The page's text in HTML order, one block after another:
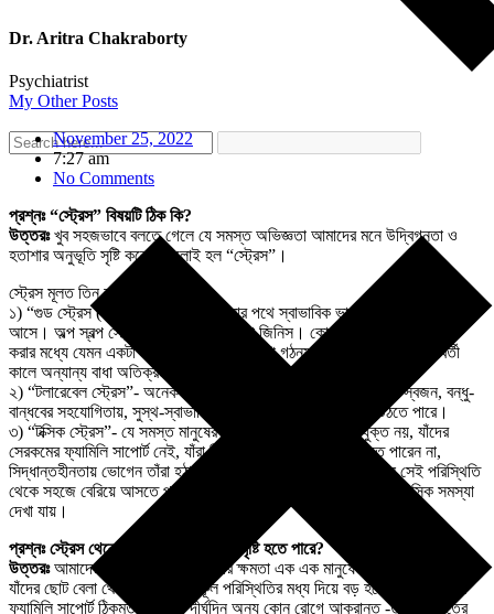
Dr. Aritra Chakraborty
Psychiatrist
My Other Posts
November 25, 2022
7:27 am
No Comments
প্রশ্নঃ “স্ট্রেস” বিষয়টি ঠিক কি?
উত্তরঃখুব সহজভাবে বলতে গেলে যে সমস্ত অভিজ্ঞতা আমাদের মনে উদ্বিগ্নতা ও
হতাশার অনুভূতি সৃষ্টি করে সেগুলোই হল “স্ট্রেস”।
স্ট্রেস মূলত তিন রকমের হতে পারে-
১) “গুড স্ট্রেস (ইউ স্ট্রেস)”- জীবনে চলার পথে স্বাভাবিক ভাবেই কিছু কিছু চাপ
আসে। অল্প স্বল্প স্ট্রেস কিন্তু আসলে ভালো জিনিস। কোন পরীক্ষা, বাধা অতিক্রম
করার মধ্যে যেমন একটা আনন্দ আছে তেমনি একটা গঠনমূলক শিক্ষাও আছে যা পরবর্তী
কালে অন্যান্য বাধা অতিক্রম করতে সাহায্য করে।
২) “টলারেবেল স্ট্রেস”- অনেক সময় জীবনে দুর্ঘটনা ঘটে। কিন্তু আত্মীয়- স্বজন, বন্ধু-
বান্ধবের সহযোগিতায়, সুস্থ-স্বাভাবিক মস্তিস্ক ওই স্ট্রেস কাটিয়ে উঠতে পারে।
৩) “টক্সিক স্ট্রেস”- যে সমস্ত মানুষের মস্তিষ্ক চাপ নেওয়ার উপযুক্ত নয়, যাঁদের
সেরকমের ফ্যামিলি সাপোর্ট নেই, যাঁরা নিজেদের আবেগ নিয়ন্ত্রণে রাখতে পারেন না,
সিদ্ধান্তহীনতায় ভোগেন তাঁরা হঠাৎ করে কোন বড় দুর্ঘটনার মুখোমুখি হলে সেই পরিস্থিতি
থেকে সহজে বেরিয়ে আসতে পারেন না। তাঁদের মধ্যে নানান শারীরিক ও মানসিক সমস্যা
দেখা যায়।
প্রশ্নঃ স্ট্রেস থেকে কিভাবে মানসিক রোগ সৃষ্টি হতে পারে?
উত্তরঃআমাদের মস্তিষ্কের চাপ নেওয়ার ক্ষমতা এক এক মানুষের এক এক রকম।
যাঁদের ছোট বেলা থেকেই নানা প্রতিকূল পরিস্থিতির মধ্য দিয়ে বড় হতে হয়েছে, যাঁদের
ফ্যামিলি সাপোর্ট ঠিকমত নয়, যাঁরা দীর্ঘদিন অন্য কোন রোগে আক্রান্ত -তাঁদের ক্ষেত্রে